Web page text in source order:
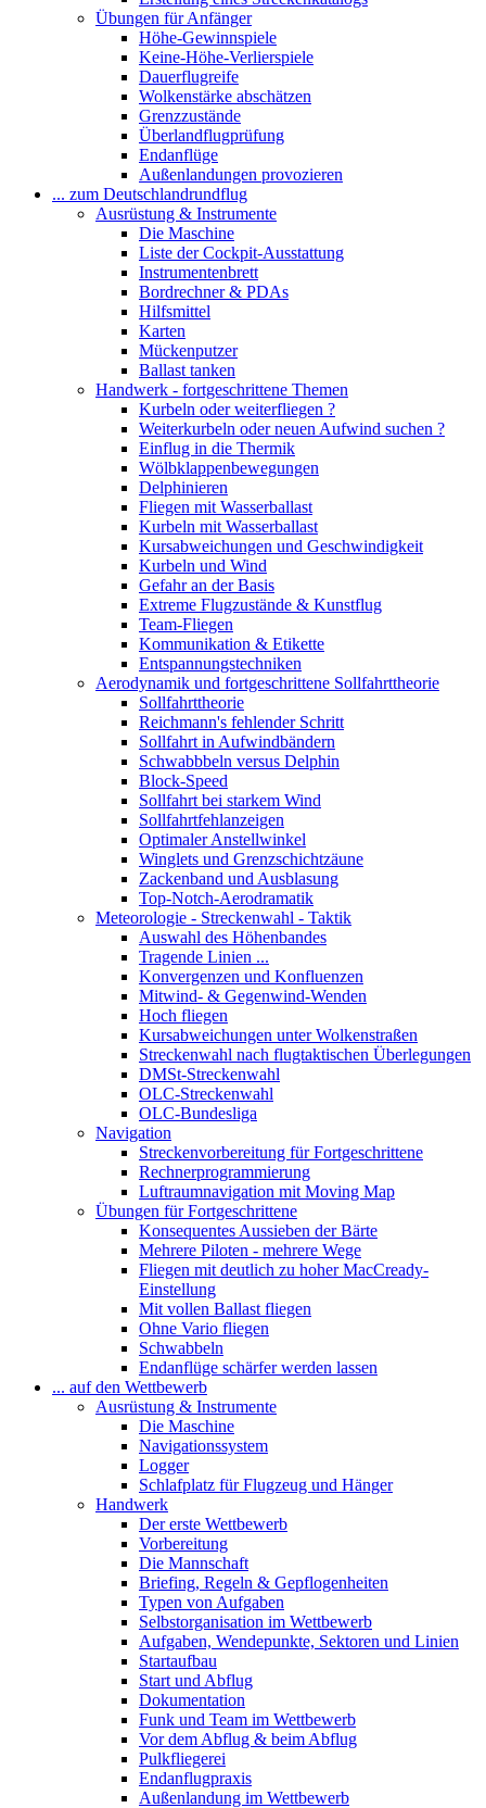
Übungen für Anfänger
Höhe-Gewinnspiele
Keine-Höhe-Verlierspiele
Dauerflugreife
Wolkenstärke abschätzen
Grenzzustände
Überlandflugprüfung
Endanflüge
Außenlandungen provozieren
... zum Deutschlandrundflug
Ausrüstung & Instrumente
Die Maschine
Liste der Cockpit-Ausstattung
Instrumentenbrett
Bordrechner & PDAs
Hilfsmittel
Karten
Mückenputzer
Ballast tanken
Handwerk - fortgeschrittene Themen
Kurbeln oder weiterfliegen ?
Weiterkurbeln oder neuen Aufwind suchen ?
Einflug in die Thermik
Wölbklappenbewegungen
Delphinieren
Fliegen mit Wasserballast
Kurbeln mit Wasserballast
Kursabweichungen und Geschwindigkeit
Kurbeln und Wind
Gefahr an der Basis
Extreme Flugzustände & Kunstflug
Team-Fliegen
Kommunikation & Etikette
Entspannungstechniken
Aerodynamik und fortgeschrittene Sollfahrttheorie
Sollfahrttheorie
Reichmann's fehlender Schritt
Sollfahrt in Aufwindbändern
Schwabbbeln versus Delphin
Block-Speed
Sollfahrt bei starkem Wind
Sollfahrtfehlanzeigen
Optimaler Anstellwinkel
Winglets und Grenzschichtzäune
Zackenband und Ausblasung
Top-Notch-Aerodramatik
Meteorologie - Streckenwahl - Taktik
Auswahl des Höhenbandes
Tragende Linien ...
Konvergenzen und Konfluenzen
Mitwind- & Gegenwind-Wenden
Hoch fliegen
Kursabweichungen unter Wolkenstraßen
Streckenwahl nach flugtaktischen Überlegungen
DMSt-Streckenwahl
OLC-Streckenwahl
OLC-Bundesliga
Navigation
Streckenvorbereitung für Fortgeschrittene
Rechnerprogrammierung
Luftraumnavigation mit Moving Map
Übungen für Fortgeschrittene
Konsequentes Aussieben der Bärte
Mehrere Piloten - mehrere Wege
Fliegen mit deutlich zu hoher MacCready-
Einstellung
Mit vollen Ballast fliegen
Ohne Vario fliegen
Schwabbeln
Endanflüge schärfer werden lassen
... auf den Wettbewerb
Ausrüstung & Instrumente
Die Maschine
Navigationssystem
Logger
Schlafplatz für Flugzeug und Hänger
Handwerk
Der erste Wettbewerb
Vorbereitung
Die Mannschaft
Briefing, Regeln & Gepflogenheiten
Typen von Aufgaben
Selbstorganisation im Wettbewerb
Aufgaben, Wendepunkte, Sektoren und Linien
Startaufbau
Start und Abflug
Dokumentation
Funk und Team im Wettbewerb
Vor dem Abflug & beim Abflug
Pulkfliegerei
Endanflugpraxis
Außenlandung im Wettbewerb